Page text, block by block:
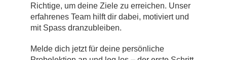
Richtige, um deine Ziele zu erreichen. Unser
erfahrenes Team hilft dir dabei, motiviert und
mit Spass dranzubleiben.
Melde dich jetzt für deine persönliche